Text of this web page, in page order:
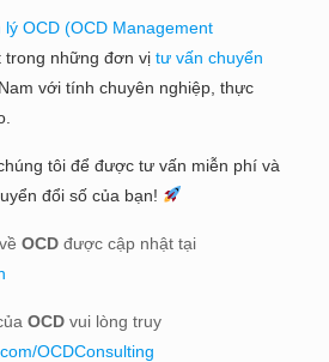
OCD (OCD Management
trong những đơn vị tư vấn chuyển
với tính chuyên nghiệp, thực
tôi để được tư vấn miễn phí và
đổi số của bạn!
OCD được cập nhật tại
OCD vui lòng truy
OCDConsulting